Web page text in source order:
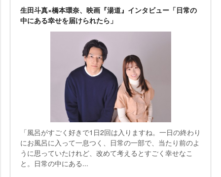
生田斗真×橋本環奈、映画『湯道』インタビュー「日常の
中にある幸せを届けられたら」
「風呂がすごく好きで1日2回は入りますね。一日の終わり
にお風呂に入って一息つく、日常の一部で、当たり前のよ
うに思っていたけれど、改めて考えるとすごく幸せなこ
と。日常の中にある...